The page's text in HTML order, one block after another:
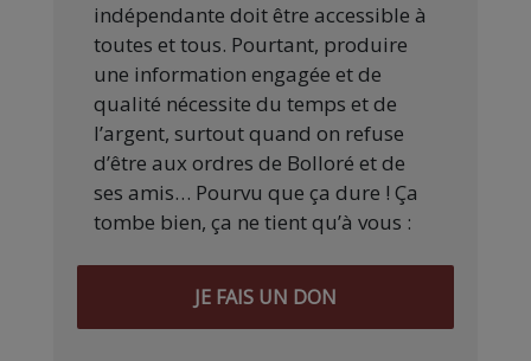
indépendante doit être accessible à
toutes et tous. Pourtant, produire
une information engagée et de
qualité nécessite du temps et de
l’argent, surtout quand on refuse
d’être aux ordres de Bolloré et de
ses amis… Pourvu que ça dure ! Ça
tombe bien, ça ne tient qu’à vous :
JE FAIS UN DON